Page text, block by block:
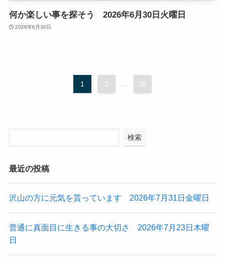
何か楽しい事を探そう 2026年6月30日火曜日
2026年6月30日
1 2 ... 36
検索
最近の投稿
沢山の方に元気を貰っています 2026年7月31日金曜日
普通に真面目に生きる事の大切さ 2026年7月23日木曜
日